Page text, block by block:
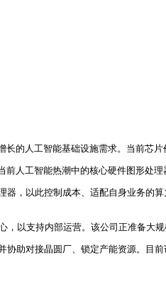
的人工智能基础设施需求。当前芯
人工智能热潮中的核心硬件图形处理
，以此控制成本、适配自身业务的
以支持内部运营。该公司正准备大
助对接晶圆厂、锁定产能资源。目前